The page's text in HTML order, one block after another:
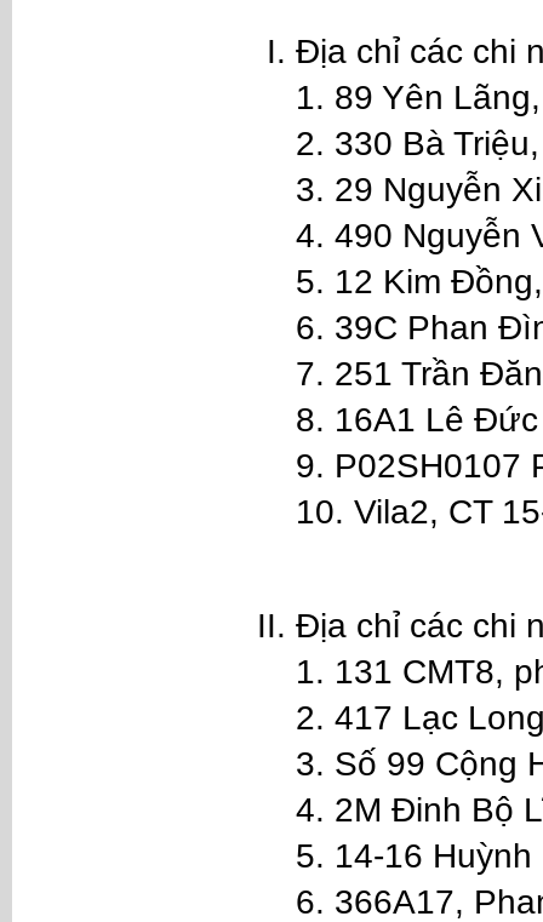
Địa chỉ các chi
1. 89 Yên
2. 330 Bà
3. 29 Nguyễn
4. 490 Nguyễn
5. 12 Kim
6. 39C Phan
7. 251 Trần
8. 16A1 Lê
9. P02SH0107
10. Vila2, CT
Địa chỉ các chi
1. 131 CMT8,
2. 417 Lạc
3. Số 99 Cộng
4. 2M Đinh Bộ
5. 14-16
6. 366A17,